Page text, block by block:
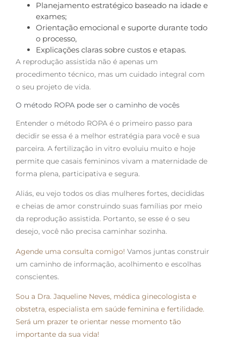
Planejamento estratégico baseado na idade e
exames;
Orientação emocional e suporte durante todo
o processo,
Explicações claras sobre custos e etapas.
A reprodução assistida não é apenas um
procedimento técnico, mas um cuidado integral com
o seu projeto de vida.
O método ROPA pode ser o caminho de vocês
Entender o método ROPA é o primeiro passo para
decidir se essa é a melhor estratégia para você e sua
parceira. A fertilização in vitro evoluiu muito e hoje
permite que casais femininos vivam a maternidade de
forma plena, participativa e segura.
Aliás, eu vejo todos os dias mulheres fortes, decididas
e cheias de amor construindo suas famílias por meio
da reprodução assistida. Portanto, se esse é o seu
desejo, você não precisa caminhar sozinha.
Agende uma consulta comigo! Vamos juntas construir
um caminho de informação, acolhimento e escolhas
conscientes.
Sou a Dra. Jaqueline Neves, médica ginecologista e
obstetra, especialista em saúde feminina e fertilidade.
Será um prazer te orientar nesse momento tão
importante da sua vida!